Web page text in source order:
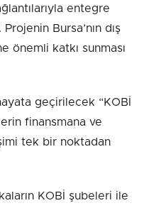
entegre
Bursa’nın dış
önemli katkı sunması
geçirilecek “KOBİ
finansmana ve
tek bir noktadan
KOBİ şubeleri ile